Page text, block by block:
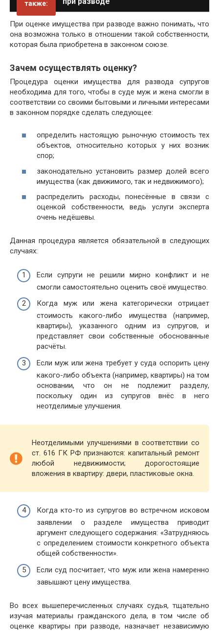
также:
При оценке имущества при разводе важно понимать, что
она возможна только в отношении такой собственности,
которая была приобретена в законном союзе.
Зачем осуществлять оценку?
Процедура оценки имущества для развода супругов
необходима для того, чтобы в суде муж и жена смогли в
соответствии со своими бытовыми и личными интересами
в законном порядке сделать следующее:
определить настоящую рыночную стоимость тех
объектов, относительно которых у них возник
спор;
законодательно установить размер долей всего
имущества (как движимого, так и недвижимого);
распределить расходы, понесённые в связи с
оценкой собственности, ведь услуги эксперта
очень недёшевы.
Данная процедура является обязательной в следующих
случаях:
Если супруги не решили мирно конфликт и не
смогли самостоятельно оценить своё имущество.
Когда муж или жена категорически отрицает
стоимость какого-либо имущества (например,
квартиры), указанного одним из супругов, и
представляет свои собственные обоснованные
расчёты.
Если муж или жена требует у суда оспорить цену
какого-либо объекта (например, квартиры) на том
основании, что он не подлежит разделу,
поскольку один из супругов внёс в него
неотделимые улучшения.
Неотделимыми улучшениями в соответствии со
ст. 616 ГК РФ признаются: капитальный ремонт
любой недвижимости; дорогостоящие
вложения в квартиру: двери, пластиковые окна.
Когда кто-то из супругов во встречном исковом
заявлении о разделе имущества приводит
аргумент следующего содержания: «Затрудняюсь
с определением стоимости конкретного объекта
общей собственности».
Если суд посчитает, что муж или жена намеренно
завышают цену имущества.
Во всех вышеперечисленных случаях судья, тщательно
изучая материалы гражданского дела, в том числе об
оценке квартиры при разводе, назначает независимую